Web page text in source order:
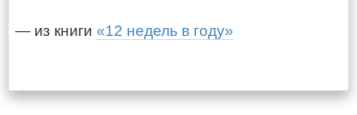
— из книги «12 недель в году»